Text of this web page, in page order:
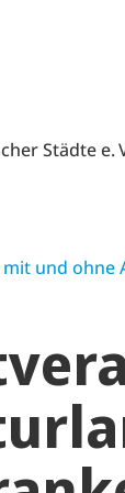
Städte e.
und ohne